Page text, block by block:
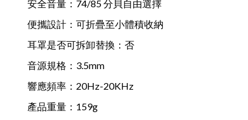
安全音量：74/85 分貝自由選擇
便攜設計：可折疊至小體積收納
耳罩是否可拆卸替換：否
音源規格：3.5mm
響應頻率：20Hz-20KHz
產品重量：159g